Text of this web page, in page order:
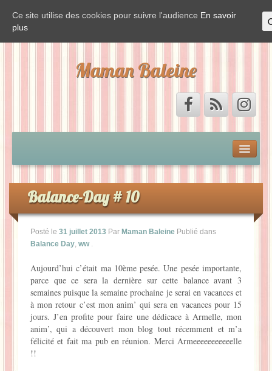
Maman Baleine
Mon by-pass et moi
Vis ma vie de Baleine
La Baleine est de sortie
La Baleine se pomponne !
Ma période Weight Watchers
Balance-Day # 10
Posté le 31 juillet 2013 Par Maman Baleine Publié dans
Balance Day, ww .
Aujourd’hui c’était ma 10ème pesée. Une pesée importante,
parce que ce sera la dernière sur cette balance avant 3
semaines puisque la semaine prochaine je serai en vacances et
à mon retour c’est mon anim’ qui sera en vacances pour 15
jours. J’en profite pour faire une dédicace à Armelle, mon
anim’, qui a découvert mon blog tout récemment et m’a
félicité et fait ma pub en réunion. Merci Armeeeeeeeeeeelle
!!
Ce site utilise des cookies pour suivre l'audience En savoir
plus